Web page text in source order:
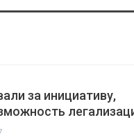
за инициативу,